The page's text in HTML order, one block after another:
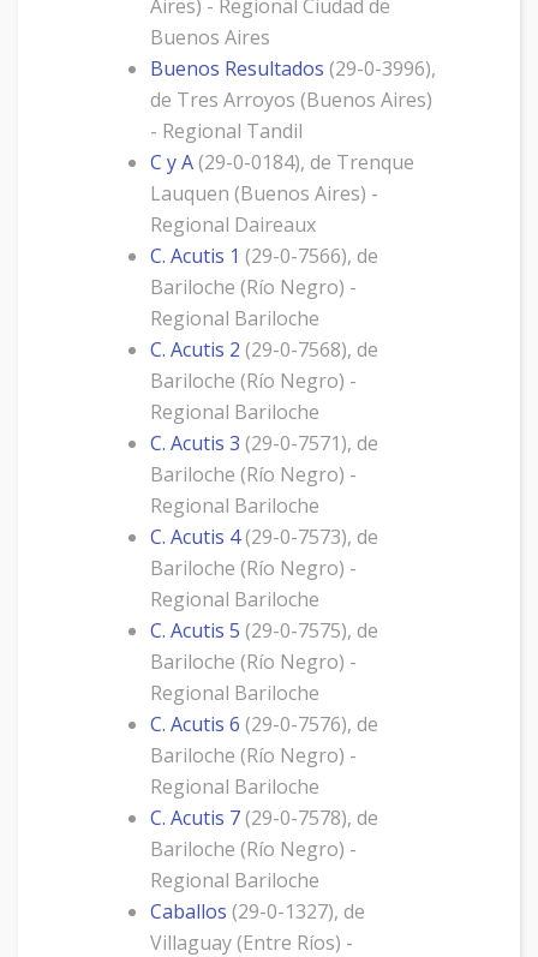
Aires) - Regional Ciudad de
Buenos Aires
Buenos Resultados (29-0-3996),
de Tres Arroyos (Buenos Aires)
- Regional Tandil
C y A(29-0-0184), de Trenque
Lauquen (Buenos Aires) -
Regional Daireaux
C. Acutis 1 (29-0-7566), de
Bariloche (Río Negro) -
Regional Bariloche
C. Acutis 2 (29-0-7568), de
Bariloche (Río Negro) -
Regional Bariloche
C. Acutis 3 (29-0-7571), de
Bariloche (Río Negro) -
Regional Bariloche
C. Acutis 4(29-0-7573), de
Bariloche (Río Negro) -
Regional Bariloche
C. Acutis 5 (29-0-7575), de
Bariloche (Río Negro) -
Regional Bariloche
C. Acutis 6 (29-0-7576), de
Bariloche (Río Negro) -
Regional Bariloche
C. Acutis 7(29-0-7578), de
Bariloche (Río Negro) -
Regional Bariloche
Caballos (29-0-1327), de
Villaguay (Entre Ríos) -